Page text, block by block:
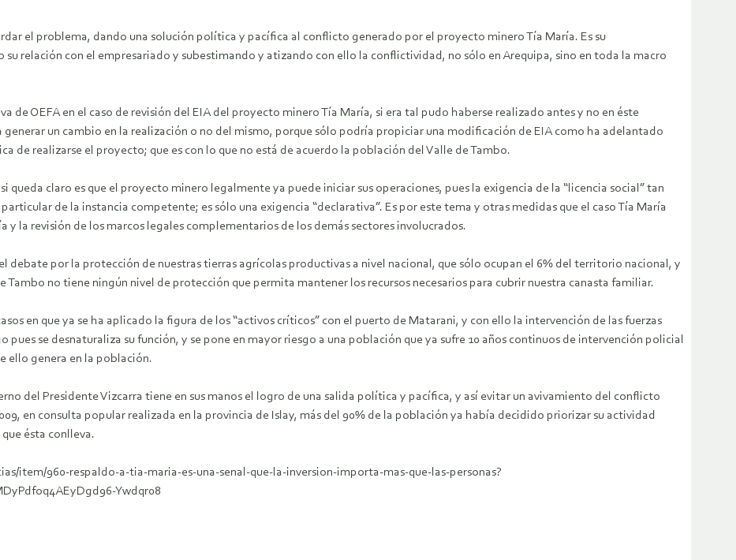
el problema, dando una solución política y pacífica al conflicto generado por el proyecto minero Tía María. Es su
relación con el empresariado y subestimando y atizando con ello la conflictividad, no sólo en Arequipa, sino en toda la macro
de OEFA en el caso de revisión del EIA del proyecto minero Tía María, si era tal pudo haberse realizado antes y no en éste
un cambio en la realización o no del mismo, porque sólo podría propiciar una modificación de EIA como ha adelantado
de realizarse el proyecto; que es con lo que no está de acuerdo la población del Valle de Tambo.
queda claro es que el proyecto minero legalmente ya puede iniciar sus operaciones, pues la exigencia de la “licencia social” tan
de la instancia competente; es sólo una exigencia “declarativa”. Es por este tema y otras medidas que el caso Tía María
y la revisión de los marcos legales complementarios de los demás sectores involucrados.
debate por la protección de nuestras tierras agrícolas productivas a nivel nacional, que sólo ocupan el 6% del territorio nacional, y
no tiene ningún nivel de protección que permita mantener los recursos necesarios para cubrir nuestra canasta familiar.
en que ya se ha aplicado la figura de los “activos críticos” con el puerto de Matarani, y con ello la intervención de las fuerzas
pues se desnaturaliza su función, y se pone en mayor riesgo a una población que ya sufre 10 años continuos de intervención policial
ello genera en la población.
del Presidente Vizcarra tiene en sus manos el logro de una salida política y pacífica, y así evitar un avivamiento del conflicto
en consulta popular realizada en la provincia de Islay, más del 90% de la población ya había decidido priorizar su actividad
ésta conlleva.
item/960-respaldo-a-tia-maria-es-una-senal-que-la-inversion-importa-mas-que-las-personas?
Ywdqr08